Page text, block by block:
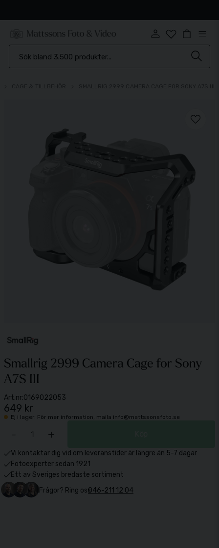
Smallrig 2999 Camera Cage for Sony
A7S III
Art.nr:0169022053
649 kr
Ej i lager. För mer information, maila info@mattssonsfoto.se
- +
Vi kontaktar dig vid om leveranstider är längre än 5-7 dagar
Fotoexperter sedan 1921
Ett av Sveriges bredaste sortiment
Frågor? Ring oss046-211 12 04